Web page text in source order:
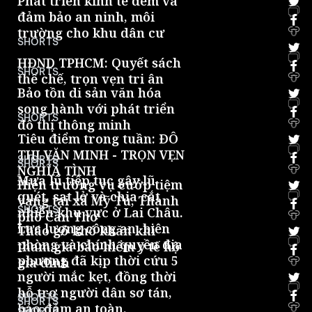
đảm bảo an ninh, môi
trường cho khu dân cư
0
SHORTS
HĐND TPHCM: Quyết sách
thể chế, trọn vẹn tri ân
0
SHORTS
Bảo tồn di sản văn hóa
song hành với phát triển
đô thị thông minh
0
SHORTS
Tiêu điểm trong tuần: ĐÔ
THỊ VĂN MINH - TRỌN VẸN
NGHĨA TÌNH
0
SHORTS
Hiện trường vụ cướp tiệm
vàng tại xã Mỹ Tú, Thành
phố Cần Thơ
0
SHORTS
Tháo gỡ khó khăn khi
tham gia bảo hiểm y tế hộ
gia đình
0
SHORTS
Mưa lũ tiếp tục gây lũ
quét, sạt lở và chia cắt
nhiều khu vực ở Lai Châu.
Lực lượng công an, biên
phòng và chính quyền địa
phương đã kịp thời cứu 5
người mắc kẹt, đồng thời
hỗ trợ người dân sơ tán,
bảo đảm an toàn.
0
SHORTS
SHORTS